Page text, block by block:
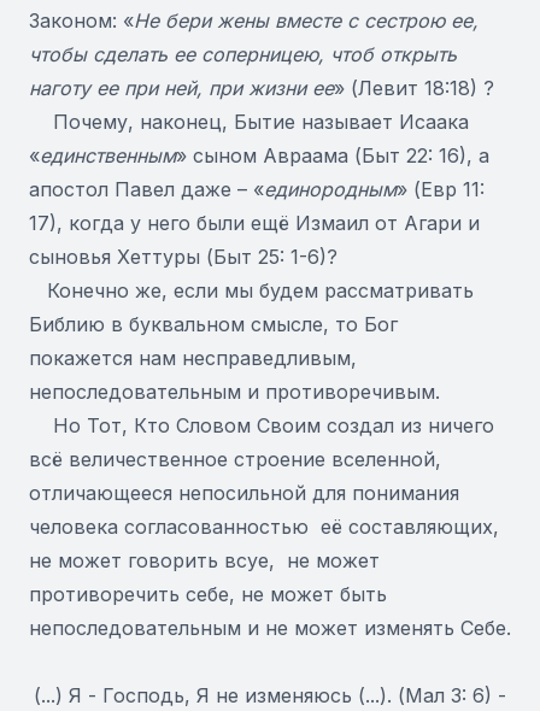
Законом: «Не бери жены вместе с сестрою ее,
чтобы сделать ее соперницею, чтоб открыть
наготу ее при ней, при жизни ее» (Левит 18:18) ?
Почему, наконец, Бытие называет Исаака
«единственным» сыном Авраама (Быт 22: 16), а
апостол Павел даже – «единородным» (Евр 11:
17), когда у него были ещё Измаил от Агари и
сыновья Хеттуры (Быт 25: 1-6)?
Конечно же, если мы будем рассматривать
Библию в буквальном смысле, то Бог
покажется нам несправедливым,
непоследовательным и противоречивым.
Но Тот, Кто Словом Своим создал из ничего
всё величественное строение вселенной,
отличающееся непосильной для понимания
человека согласованностью её составляющих,
не может говорить всуе, не может
противоречить себе, не может быть
непоследовательным и не может изменять Себе.
(...) Я - Господь, Я не изменяюсь (...). (Мал 3: 6) -